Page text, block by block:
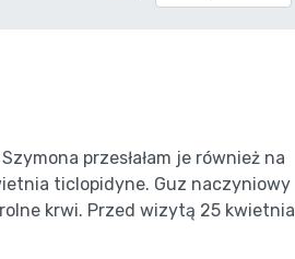
przesłałam je również na
ticlopidyne. Guz naczyniowy
krwi. Przed wizytą 25 kwietnia